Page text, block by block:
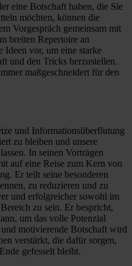
eine Botschaft haben, die Sie
möchten, können die
Vorgespräch gemeinsam mit
breiten Repertoire an
Ideen vor, um eine starke
und den Tricks herzustellen.
maßgeschneidert für den
und Informationsüberflutung
zu bleiben und unsere
In seinen Vorträgen
auf eine Reise zum Kern von
Er teilt seine besonderen
zu reduzieren und zu
und erfolgreicher sowohl im
zu sein. Er bespricht,
um das volle Potenzial
motivierende Botschaft wird
verstärkt, die dafür sorgen,
gefesselt bleibt.